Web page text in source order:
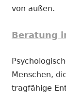
von außen.
Beratung
Menschen,
tragfähige